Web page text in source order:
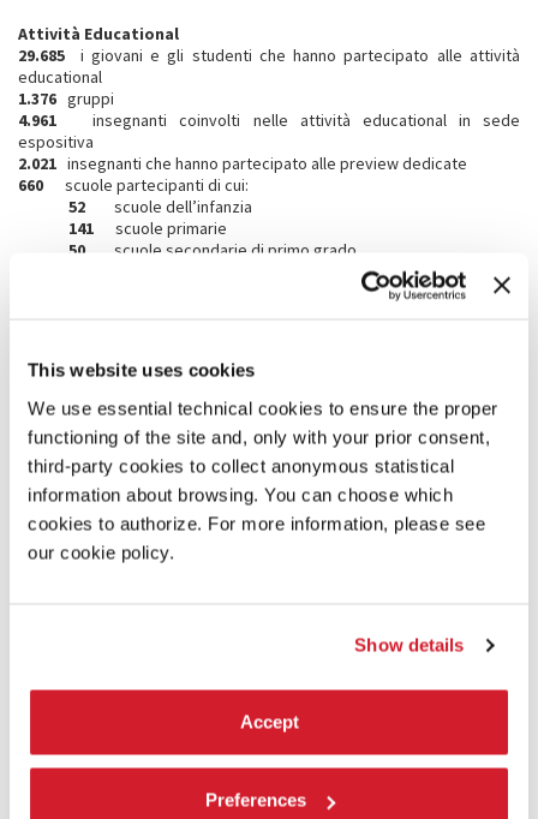
This website uses cookies
We use essential technical cookies to ensure the proper
functioning of the site and, only with your prior consent,
third-party cookies to collect anonymous statistical
information about browsing. You can choose which
cookies to authorize. For more information, please see
our cookie policy.
Show details
Accept
Preferences
Attività Educational
29.685 i giovani e gli studenti che hanno partecipato alle attività
educational
1.376 gruppi
4.961 insegnanti coinvolti nelle attività educational in sede
espositiva
2.021 insegnanti che hanno partecipato alle preview dedicate
660 scuole partecipanti di cui:
52 scuole dell’infanzia
141 scuole primarie
50scuole secondarie di primo grado
scuole secondarie di secondo grado
partecipanti alle attività educational
Visite Guidate
22.698 adulti e pubblico che hanno partecipato alle visite guidate
+22%rispetto al 2023)
16.702il pubblico organizzato (+17%rispetto al 2023)
5.996i partecipanti alle visite guidate a partenza fissa o family
friendly
1.829i gruppi
Cataloghi attivi
Un contributo importante è stato dato dai
cataloghi attivi:
giovani laureati, distribuiti lungo il percorso di Mostra secondo un
10 maggio > 18 novembre 2025
1.049.987utenti attivi
5.4 milionivisualizzazioni di pagina
eventi generati (visualizzazione di pagina, avvio sessione,